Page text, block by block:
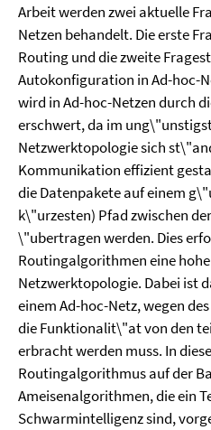
Arbeit werden zwei aktuelle
Netzen behandelt. Die erste
Routing und die zweite
Autokonfiguration in Ad-hoc-
wird in Ad-hoc-Netzen durch
erschwert, da im
Netzwerktopologie sich
Kommunikation effizient
die Datenpakete auf einem
k\"urzesten) Pfad zwischen
\"ubertragen werden. Dies
Routingalgorithmen eine
Netzwerktopologie. Dabei ist
einem Ad-hoc-Netz, wegen
die Funktionalit\"at von den
erbracht werden muss. In
Routingalgorithmus auf der
Ameisenalgorithmen, die ein
Schwarmintelligenz sind,